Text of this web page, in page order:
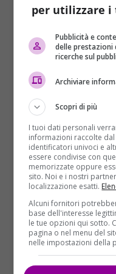
Bad Lovedi Jay
Sexy, dark,
binario sbagliato…
Criminale,
sacco di pessime
portato in prigione
in cerca di risposte,
o chi dovrà ferire
per utilizzare i
Pubblicità e
delle prestazioni
ricerche sul
Archiviare
Scopri di più
I tuoi dati personali
informazioni raccolte
identificatori univoci e
essere condivise con
memorizzate oppure
sito. Noi e i nostri
localizzazione esatti.
Alcuni fornitori
base dell'interesse
le tue opzioni qui sotto.
pagina o nel menu del
nelle impostazioni della